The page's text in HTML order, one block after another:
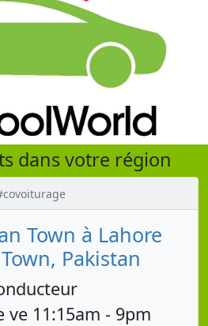
dans votre région
Town à Lahore
Pakistan
ve 11:15am - 9pm